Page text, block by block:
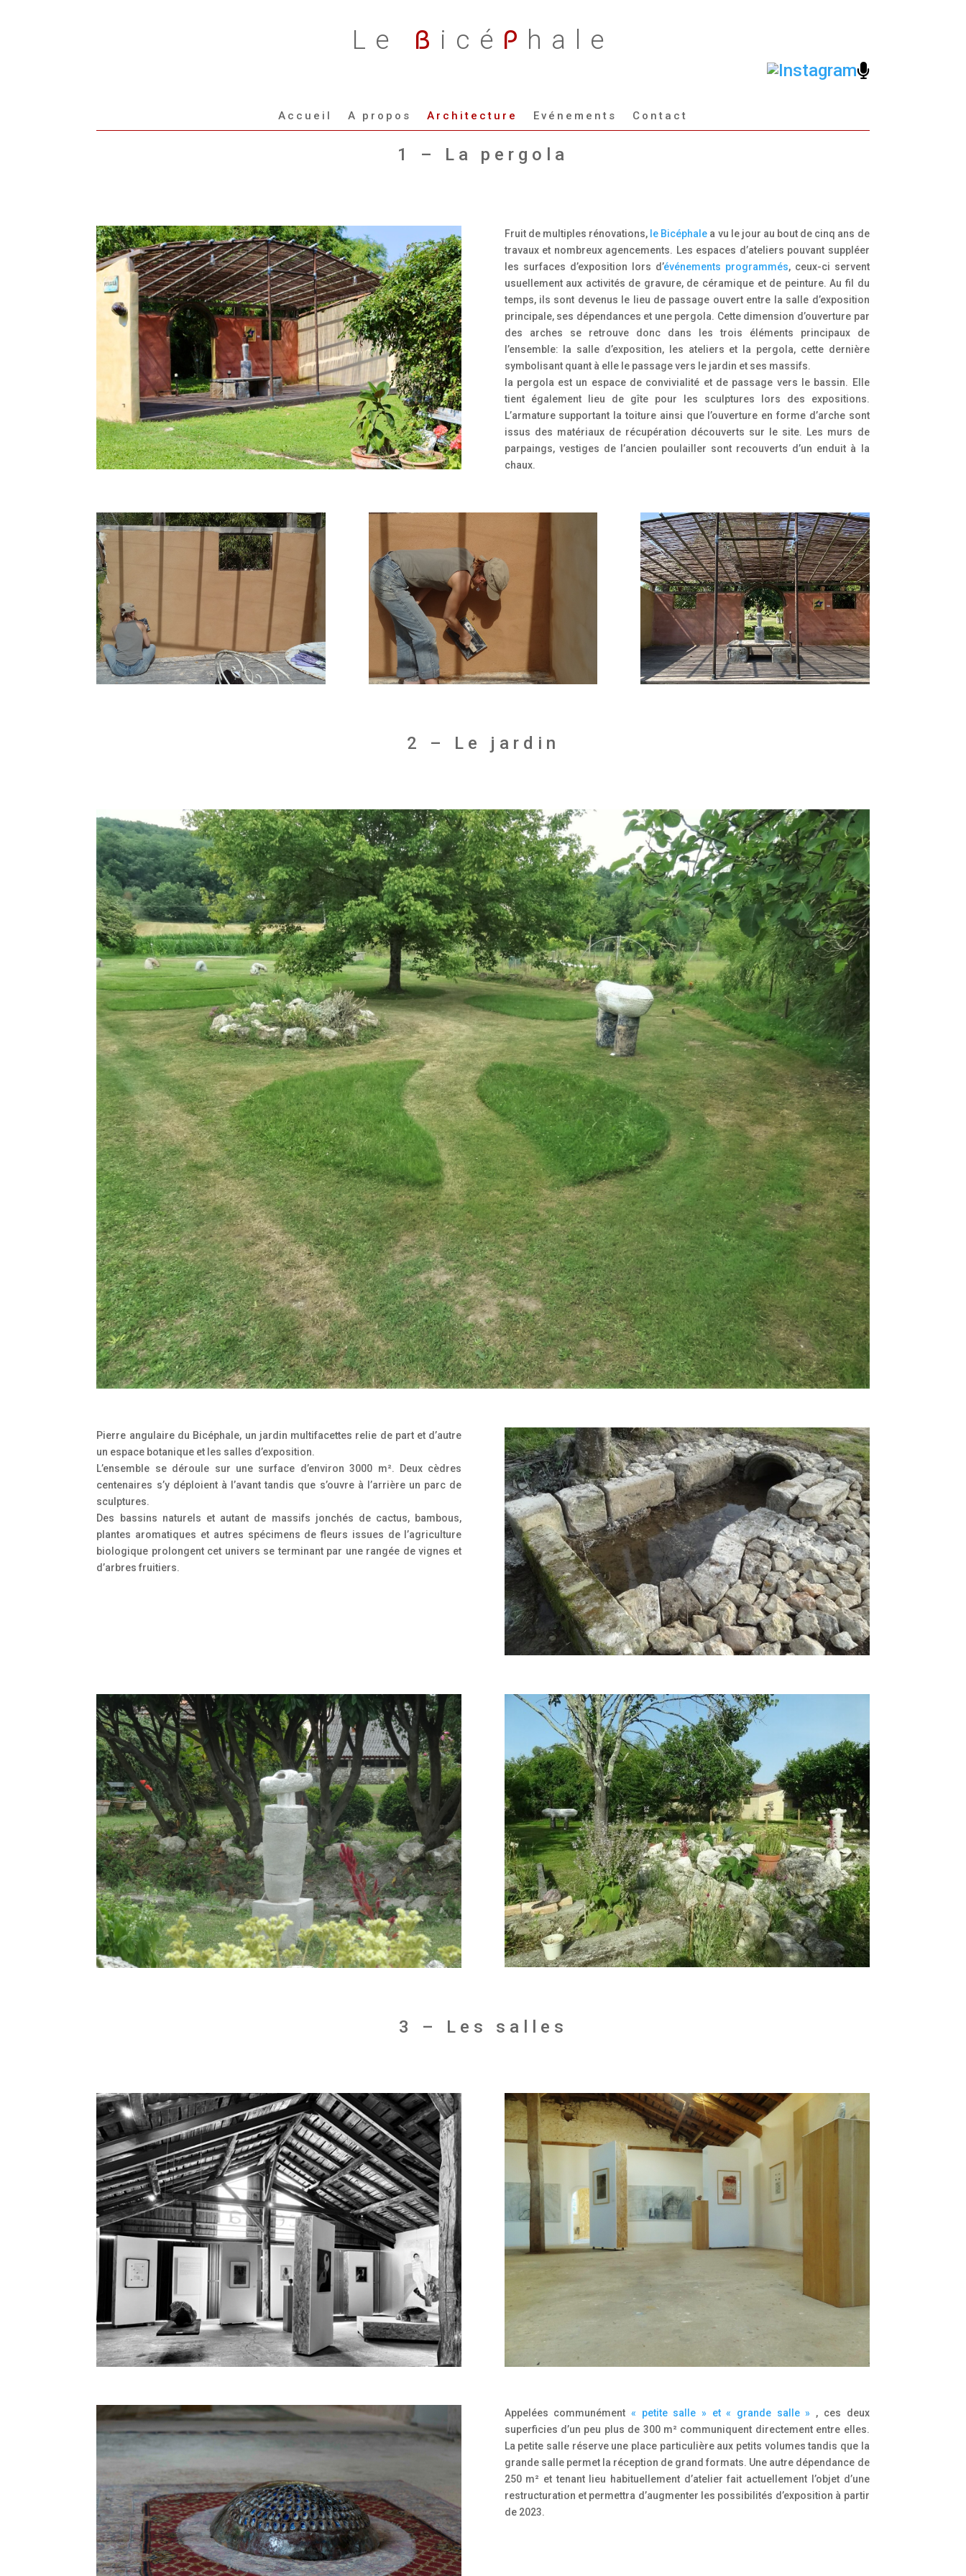
Le B icé P hale
Accueil A propos Architecture Evénements Contact
1 – La pergola
Fruit de multiples rénovations, le Bicéphale a vu le jour au bout de cinq ans de
travaux et nombreux agencements. Les espaces d’ateliers pouvant suppléer
les surfaces d’exposition lors d’événements programmés, ceux-ci servent
usuellement aux activités de gravure, de céramique et de peinture. Au fil du
temps, ils sont devenus le lieu de passage ouvert entre la salle d’exposition
principale, ses dépendances et une pergola. Cette dimension d’ouverture par
des arches se retrouve donc dans les trois éléments principaux de
l’ensemble: la salle d’exposition, les ateliers et la pergola, cette dernière
symbolisant quant à elle le passage vers le jardin et ses massifs.
la pergola est un espace de convivialité et de passage vers le bassin. Elle
tient également lieu de gîte pour les sculptures lors des expositions.
L’armature supportant la toiture ainsi que l’ouverture en forme d’arche sont
issus des matériaux de récupération découverts sur le site. Les murs de
parpaings, vestiges de l’ancien poulailler sont recouverts d’un enduit à la
chaux.
2 – Le jardin
Pierre angulaire du Bicéphale, un jardin multifacettes relie de part et d’autre
un espace botanique et les salles d’exposition.
L’ensemble se déroule sur une surface d’environ 3000 m². Deux cèdres
centenaires s’y déploient à l’avant tandis que s’ouvre à l’arrière un parc de
sculptures.
Des bassins naturels et autant de massifs jonchés de cactus, bambous,
plantes aromatiques et autres spécimens de fleurs issues de l’agriculture
biologique prolongent cet univers se terminant par une rangée de vignes et
d’arbres fruitiers.
3 – Les salles
Appelées communément « petite salle » et « grande salle » , ces deux
superficies d’un peu plus de 300 m² communiquent directement entre elles.
La petite salle réserve une place particulière aux petits volumes tandis que la
grande salle permet la réception de grand formats. Une autre dépendance de
250 m² et tenant lieu habituellement d’atelier fait actuellement l’objet d’une
restructuration et permettra d’augmenter les possibilités d’exposition à partir
de 2023.